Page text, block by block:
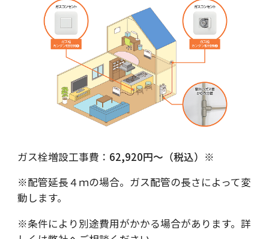
ガス栓増設工事費： 62,920円～（税込）※
※配管延長４ｍの場合。ガス配管の長さによって変
動します。
※条件により別途費用がかかる場合があります。詳